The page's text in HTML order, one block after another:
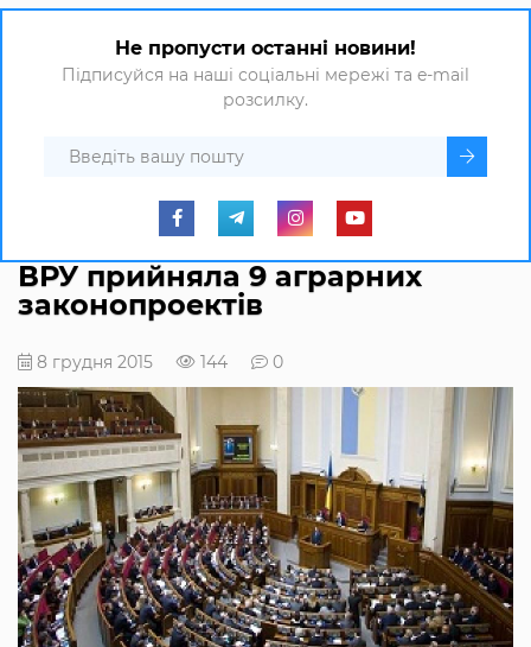
Не пропусти останні новини!
Підписуйся на наші соціальні мережі та e-mail
розсилку.
ВРУ прийняла 9 аграрних
законопроектів
8 грудня 2015 144 0